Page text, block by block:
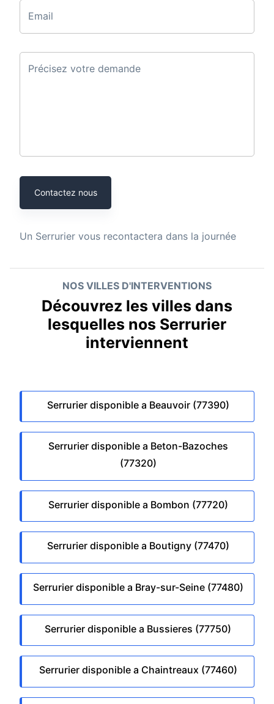
Email
Précisez votre demande
Contactez nous
Un Serrurier vous recontactera dans la journée
NOS VILLES D'INTERVENTIONS
Découvrez les villes dans
lesquelles nos Serrurier
interviennent
Serrurier disponible a Beauvoir (77390)
Serrurier disponible a Beton-Bazoches
(77320)
Serrurier disponible a Bombon (77720)
Serrurier disponible a Boutigny (77470)
Serrurier disponible a Bray-sur-Seine (77480)
Serrurier disponible a Bussieres (77750)
Serrurier disponible a Chaintreaux (77460)